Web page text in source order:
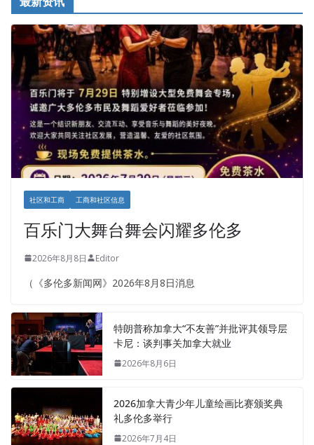
社区和工商 工商和社区信息
百乐门大舞台舞会闪耀多伦多
2026年8月8日 Editor
（《多伦多新闻网》2026年8月8日消息
特朗普称加拿大“不友善”并批评其领导层
卡尼：谈判事关加拿大就业
2026年8月6日
2026加拿大青少年儿童绘画比赛颁奖典
礼多伦多举行
2026年7月4日